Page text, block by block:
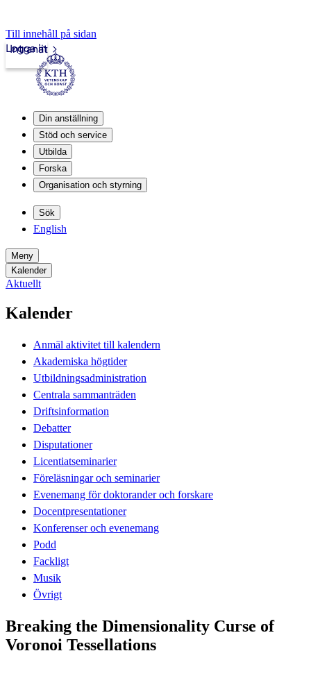
Till innehåll på sidan
Intranät
Logga in
Din anställning
Stöd och service
Utbilda
Forska
Organisation och styrning
Sök
English
Meny
Kalender
Aktuellt
Kalender
Anmäl aktivitet till kalendern
Akademiska högtider
Utbildningsadministration
Centrala sammanträden
Driftsinformation
Debatter
Disputationer
Licentiatseminarier
Föreläsningar och seminarier
Evenemang för doktorander och forskare
Docentpresentationer
Konferenser och evenemang
Podd
Fackligt
Musik
Övrigt
Breaking the Dimensionality Curse of
Voronoi Tessellations